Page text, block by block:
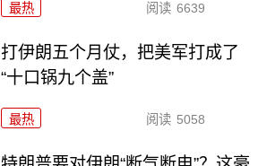
最热 阅读 6639
打伊朗五个月仗，把美军打成了
“十口锅九个盖”
最热 阅读 5058